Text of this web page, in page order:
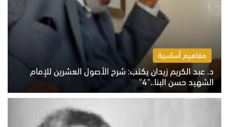
مفاهيم أساسية
د. عبد الكريم زيدان يكتب: شرح الأصول العشرين للإمام
الشهيد حسن البنا.."4"
الخميس 6 أغسطس 2026 10:27 ص